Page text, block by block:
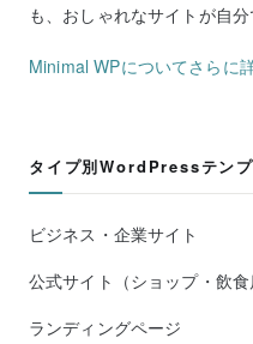
も、おしゃれなサイトが自分
Minimal WPについてさらに
タイプ別WordPressテン
ビジネス・企業サイト
公式サイト（ショップ・飲食
ランディングページ